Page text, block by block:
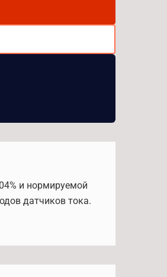
и нормируемой
датчиков тока.